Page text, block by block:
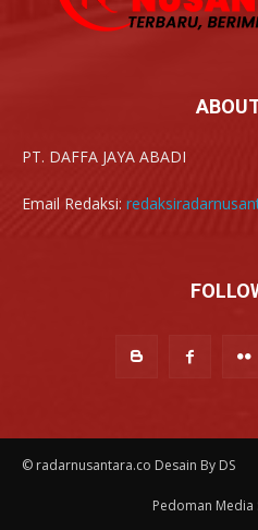
PT. DAFFA JAYA ABADI
Email Redaksi:
© radarnusantara.co Desain By DS
Pedoman Media